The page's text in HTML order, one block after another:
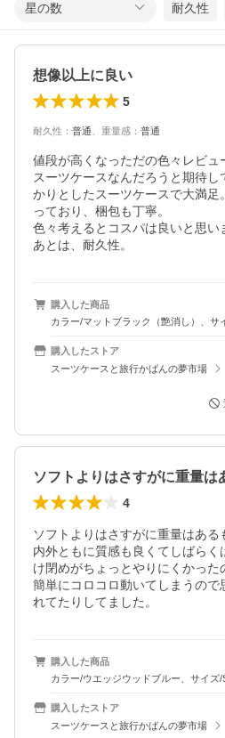
星の数 耐久性
想像以上に良い
5
耐久性 ： 普通 重量感 ： 普通
値段が高くなっただの色々レビ
スーツケースなんだろうと期待し
かりとしたスーツケースで大満足
っており、梱包も丁寧。
色々考えるとコスパは良いと思い
あとは、耐久性。
購入した商品
カラー/マットブラック（艶消し）、サ
購入したストア
スーツケースと旅行かばんの夢市場
4
ソフトよりはさすがに重量はある
内外ともに質感も良くてしばらく
け閉めがちょっとやりにくかっ
簡単にコロコロ動いてしまうので
れてたりしてました。
購入した商品
カラー/ウエッジウッドブルー、サイズ/
購入したストア
スーツケースと旅行かばんの夢市場